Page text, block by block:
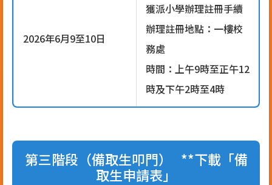
2026年6月9至10日
獲派小學辦理註冊手續
辦理註冊地點：一樓校
務處
時間：上午9時至正午12
時及下午2時至4時
第三階段（備取生叩門） **下載「備
取生申請表」